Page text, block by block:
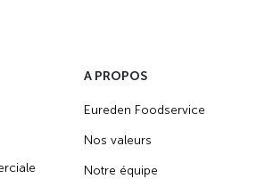
A PROPOS
Eureden Foodservice
Nos valeurs
Notre équipe